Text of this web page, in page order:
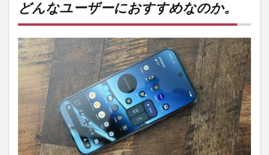
どんなユーザーにおすすめなのか。